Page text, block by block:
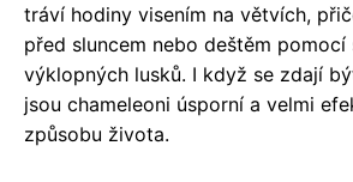
tráví hodiny visením na větvích,
před sluncem nebo deštěm pomocí
výklopných lusků. I když se zdají
jsou chameleoni úsporní a velmi
způsobu života.